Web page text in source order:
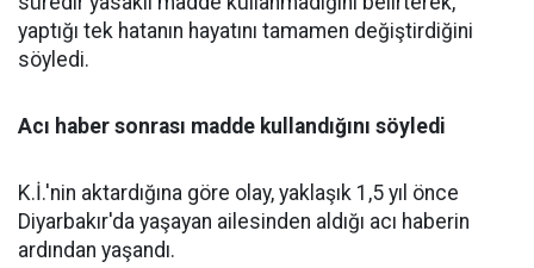
yaptığı tek hatanın hayatını tamamen değiştirdiğini
söyledi.
Acı haber sonrası madde kullandığını söyledi
K.İ.'nin aktardığına göre olay, yaklaşık 1,5 yıl önce
Diyarbakır'da yaşayan ailesinden aldığı acı haberin
ardından yaşandı.